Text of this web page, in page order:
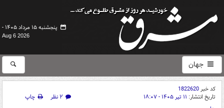
پنجشنبه ۱۵ مرداد ۱۴۰۵ -
Aug 6 2026
جهان
کد خبر1822620
تاریخ انتشار: ۱۱ تیر ۱۴۰۵ - ۱۸:۰۷ ۲ نظر
چاپ